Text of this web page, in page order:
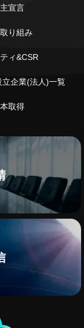
宣言
り組み
ィ&CSR
企業(法人)一覧
取得